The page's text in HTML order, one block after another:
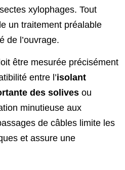
xylophages. Tout
un traitement préalable
de l’ouvrage.
être mesurée précisément
entre l’isolant
des solives ou
minutieuse aux
de câbles limite les
et assure une